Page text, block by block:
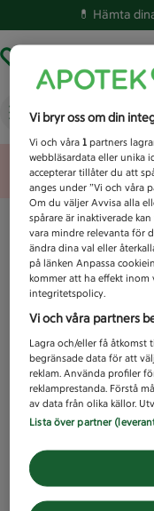
💊 Hämta
Vad letar
Vi bryr oss om din
Vi och våra1 partners
webbläsardata eller unika
accepterar tillåter du att
anges under ”Vi och våra
Om du väljer Avvisa alla
spårare är inaktiverade
vara mindre relevanta för
ändra dina val eller
på länken Anpassa
kommer att ha effekt
integritetspolicy.
Vi och våra partners
Lagra och/eller få
begränsade data för att
reklam. Använda profiler
reklamprestanda. Förstå
av data från olika källor.
Lista över partner